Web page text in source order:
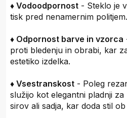
♦ Vodoodpornost - Steklo je
tisk pred nenamernim politjem.
♦ Odpornost barve in vzorca
proti bledenju in obrabi, kar
estetiko izdelka.
♦ Vsestranskost - Poleg
služijo kot elegantni pladnji
sirov ali sadja, kar doda stil